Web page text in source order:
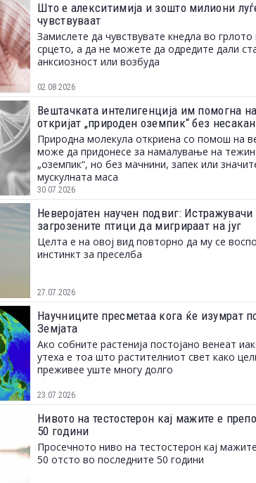
Што е алекситимија и зошто милиони
чувствуваат
Замислете да чувствувате кнедла во
срцето, а да не можете да одредите дали
анксиозност или возбуда
02.08.2026
Вештачката интелигенција им помогна
откријат „природен оземпик“ без
Природна молекула откриена со помош на
може да придонесе за намалување на
„оземпик“, но без мачнини, запек или
мускулната маса
30.07.2026
Неверојатен научен подвиг: Истражувачи
загрозените птици да мигрираат на југ
Целта е на овој вид повторно да му се
инстинкт за преселба
27.07.2026
Научниците пресметаа кога ќе изумрат
Земјата
Ако собните растенија постојано венеат
утеха е тоа што растителниот свет како
преживее уште многу долго
23.07.2026
Нивото на тестостерон кај мажите е
50 години
Просечното ниво на тестостерон кај
50 отсто во последните 50 години